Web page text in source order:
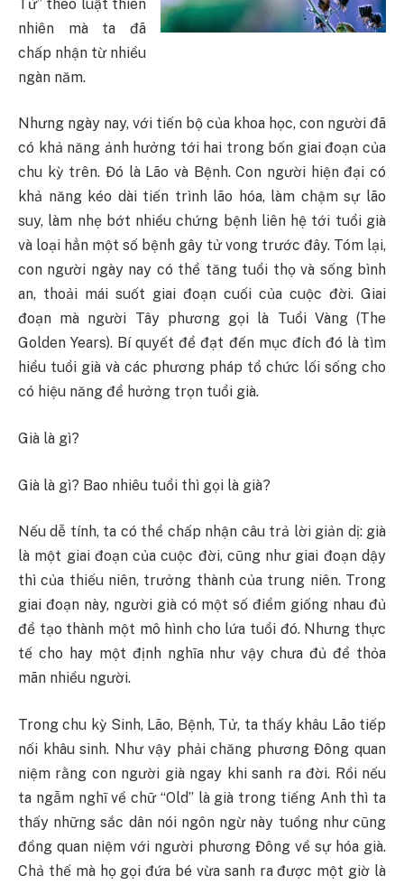
Tử” theo luật thiên
nhiên mà ta đã
chấp nhận từ nhiều
ngàn năm.
Nhưng ngày nay, với tiến bộ của khoa học, con người đã
có khả năng ảnh hưởng tới hai trong bốn giai đoạn của
chu kỳ trên. Đó là Lão và Bệnh. Con người hiện đại có
khả năng kéo dài tiến trình lão hóa, làm chậm sự lão
suy, làm nhẹ bớt nhiều chứng bệnh liên hệ tới tuổi già
và loại hẳn một số bệnh gây tử vong trước đây. Tóm lại,
con người ngày nay có thể tăng tuổi thọ và sống bình
an, thoải mái suốt giai đoạn cuối của cuộc đời. Giai
đoạn mà người Tây phương gọi là Tuổi Vàng (The
Golden Years). Bí quyết để đạt đến mục đích đó là tìm
hiểu tuổi già và các phương pháp tổ chức lối sống cho
có hiệu năng để hưởng trọn tuổi già.
Già là gì?
Già là gì? Bao nhiêu tuổi thì gọi là già?
Nếu dễ tính, ta có thể chấp nhận câu trả lời giản dị: già
là một giai đoạn của cuộc đời, cũng như giai đoạn dậy
thì của thiếu niên, trưởng thành của trung niên. Trong
giai đoạn này, người già có một số điểm giống nhau đủ
để tạo thành một mô hình cho lứa tuổi đó. Nhưng thực
tế cho hay một định nghĩa như vậy chưa đủ để thỏa
mãn nhiều người.
Trong chu kỳ Sinh, Lão, Bệnh, Tử, ta thấy khâu Lão tiếp
nối khâu sinh. Như vậy phải chăng phương Đông quan
niệm rằng con người già ngay khi sanh ra đời. Rồi nếu
ta ngẫm nghĩ về chữ “Old” là già trong tiếng Anh thì ta
thấy những sắc dân nói ngôn ngừ này tuồng như cũng
đồng quan niệm với người phương Đông về sự hóa già.
Chả thế mà họ gọi đứa bé vừa sanh ra được một giờ là